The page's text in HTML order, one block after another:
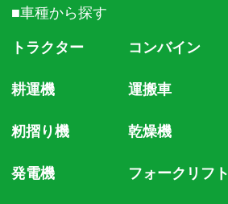
■車種から探す
トラクター
耕運機
籾摺り機
発電機
コンバイン
運搬車
乾燥機
フォークリフト